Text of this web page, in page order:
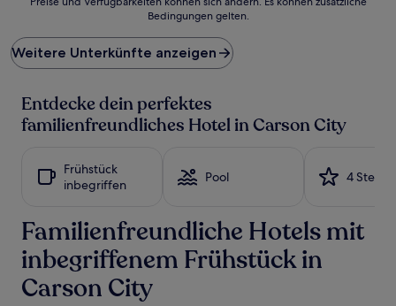
Preis
pro
Nacht,
den
letzten
einen
1 Übernachtung
von
2 Erwachsenen
gefunden
wurde.
Bedingungen gelten.
Weitere Unterkünfte anzeigen
Entdecke dein perfektes
familienfreundliches Hotel in Carson City
Frühstück
inbegriffen
Pool 4 Sterne
Familienfreundliche Hotels mit
inbegriffenem Frühstück in
Carson City